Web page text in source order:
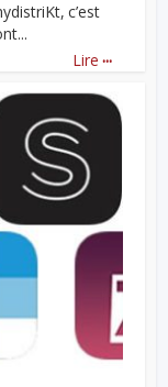
c’est
Lire ...